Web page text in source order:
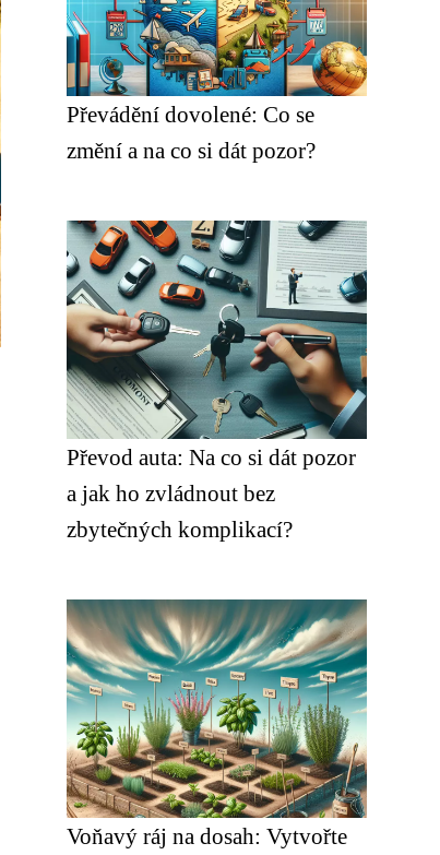
Převádění dovolené: Co se
změní a na co si dát pozor?
Převod auta: Na co si dát pozor
a jak ho zvládnout bez
zbytečných komplikací?
Voňavý ráj na dosah: Vytvořte